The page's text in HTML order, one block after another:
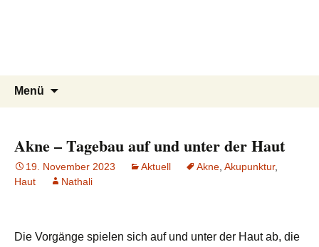
Menü
Akne – Tagebau auf und unter der Haut
19. November 2023 Aktuell Akne Akupunktur,
Haut
Nathali
Die Vorgänge spielen sich auf und unter der Haut ab, die